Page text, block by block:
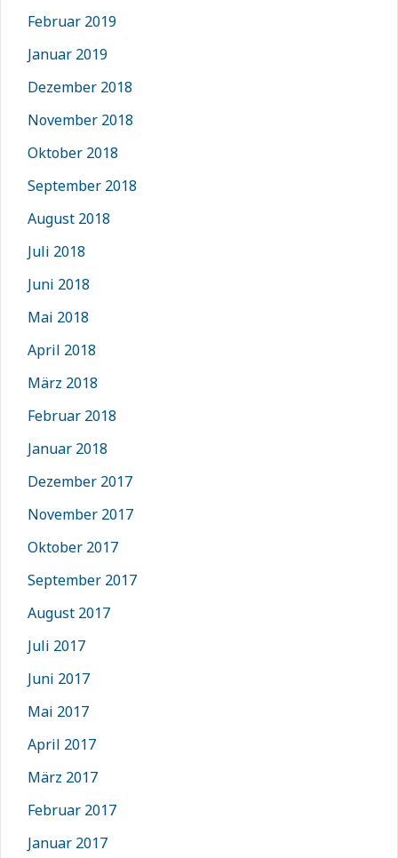
Februar 2019
Januar 2019
Dezember 2018
November 2018
Oktober 2018
September 2018
August 2018
Juli 2018
Juni 2018
Mai 2018
April 2018
März 2018
Februar 2018
Januar 2018
Dezember 2017
November 2017
Oktober 2017
September 2017
August 2017
Juli 2017
Juni 2017
Mai 2017
April 2017
März 2017
Februar 2017
Januar 2017